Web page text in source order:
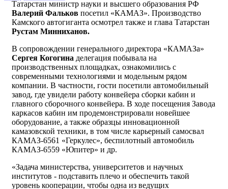
Татарстан министр науки и высшего образования РФ
Валерий Фальков посетил «КАМАЗ». Производство
Камского автогиганта осмотрел также и глава Татарстан
Рустам Минниханов.
В сопровождении генерального директора «КАМАЗа»
Сергея Когогина делегация побывала на
производственных площадках, ознакомились с
современными технологиями и модельным рядом
компании. В частности, гости посетили автомобильный
завод, где увидели работу конвейера сборки кабин и
главного сборочного конвейера. В ходе посещения Завода
каркасов кабин им продемонстрировали новейшее
оборудование, а также образцы инновационной
камазовской техники, в том числе карьерный самосвал
КАМАЗ-6561 «Геркулес», беспилотный автомобиль
КАМАЗ-6559 «Юпитер» и др.
«Задача министерства, университетов и научных
институтов - подставить плечо и обеспечить такой
уровень кооперации, чтобы одна из ведущих